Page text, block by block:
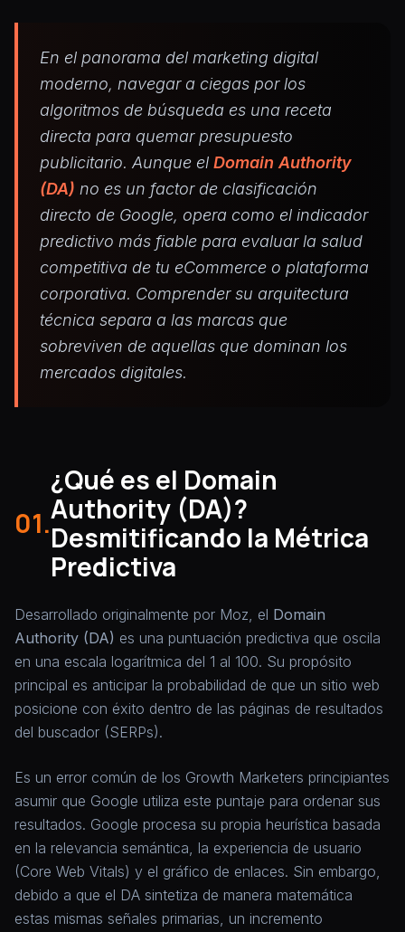
En el panorama del marketing digital
moderno, navegar a ciegas por los
algoritmos de búsqueda es una receta
directa para quemar presupuesto
publicitario. Aunque el Domain Authority
(DA) no es un factor de clasificación
directo de Google, opera como el indicador
predictivo más fiable para evaluar la salud
competitiva de tu eCommerce o plataforma
corporativa. Comprender su arquitectura
técnica separa a las marcas que
sobreviven de aquellas que dominan los
mercados digitales.
01.
¿Qué es el Domain
Authority (DA)?
Desmitificando la Métrica
Predictiva
Desarrollado originalmente por Moz, el Domain
Authority (DA) es una puntuación predictiva que oscila
en una escala logarítmica del 1 al 100. Su propósito
principal es anticipar la probabilidad de que un sitio web
posicione con éxito dentro de las páginas de resultados
del buscador (SERPs).
Es un error común de los Growth Marketers principiantes
asumir que Google utiliza este puntaje para ordenar sus
resultados. Google procesa su propia heurística basada
en la relevancia semántica, la experiencia de usuario
(Core Web Vitals) y el gráfico de enlaces. Sin embargo,
debido a que el DA sintetiza de manera matemática
estas mismas señales primarias, un incremento